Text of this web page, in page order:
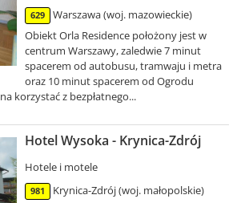
629
Warszawa (woj. mazowieckie)
Obiekt Orla Residence położony jest w
centrum Warszawy, zaledwie 7 minut
spacerem od autobusu, tramwaju i metra
oraz 10 minut spacerem od Ogrodu
korzystać z bezpłatnego...
Hotel Wysoka - Krynica-Zdrój
Hotele i motele
981
Krynica-Zdrój (woj. małopolskie)